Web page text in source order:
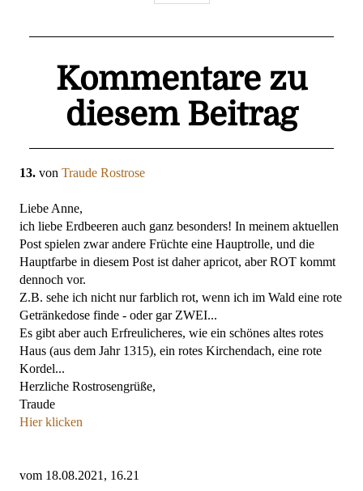
Kommentare zu
diesem Beitrag
13. von Traude Rostrose
Liebe Anne,
ich liebe Erdbeeren auch ganz besonders! In meinem aktuellen
Post spielen zwar andere Früchte eine Hauptrolle, und die
Hauptfarbe in diesem Post ist daher apricot, aber ROT kommt
dennoch vor.
Z.B. sehe ich nicht nur farblich rot, wenn ich im Wald eine rote
Getränkedose finde - oder gar ZWEI...
Es gibt aber auch Erfreulicheres, wie ein schönes altes rotes
Haus (aus dem Jahr 1315), ein rotes Kirchendach, eine rote
Kordel...
Herzliche Rostrosengrüße,
Traude
Hier klicken
vom 18.08.2021, 16.21